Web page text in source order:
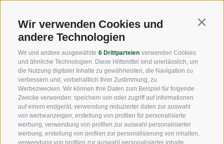
Wir verwenden Cookies und
andere Technologien
Wir und andere ausgewählte 6 Drittparteien verwenden Cookies
und ähnliche Technologien. Diese Hilfsmittel sind unerlässlich, um
die Nutzung digitaler Inhalte zu gewährleisten, die Navigation zu
verbessern und, vorbehaltlich Ihrer Zustimmung, zu
Werbezwecken. Wir können Ihre Daten zum Beispiel für folgende
Zwecke verwenden: speichern von oder zugriff auf informationen
auf einem endgerät, verwendung reduzierter daten zur auswahl
von werbeanzeigen, erstellung von profilen für personalisierte
werbung, verwendung von profilen zur auswahl personalisierter
werbung, erstellung von profilen zur personalisierung von inhalten,
Tel:+39 0471 256 700
Fax: +39 0471 256 699
info@vog.it
info@pec.vog.it
NÜTZLICHE LINKS
Herkunft